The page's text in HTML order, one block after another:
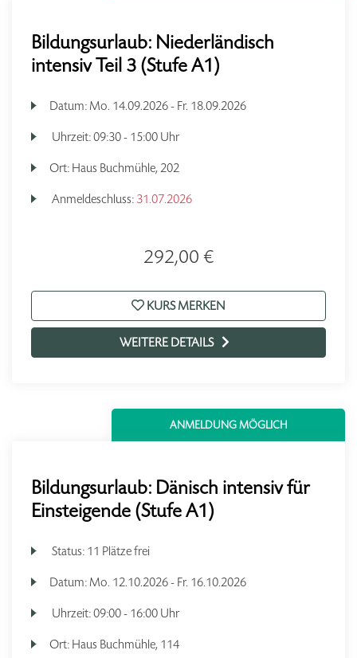
Bildungsurlaub: Niederländisch
intensiv Teil 3 (Stufe A1)
Datum: Mo. 14.09.2026 - Fr. 18.09.2026
Uhrzeit:09:30 - 15:00 Uhr
Ort: Haus Buchmühle, 202
Anmeldeschluss: 31.07.2026
292,00 €
KURS MERKEN
WEITERE DETAILS
ANMELDUNG MÖGLICH
Bildungsurlaub: Dänisch intensiv für
Einsteigende (Stufe A1)
Status: 11 Plätze frei
Datum: Mo. 12.10.2026 - Fr. 16.10.2026
Uhrzeit:09:00 - 16:00 Uhr
Ort: Haus Buchmühle, 114